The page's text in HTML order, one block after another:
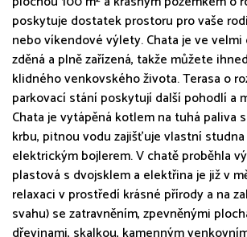
poskytuje dostatek prostoru pro vaše
nebo víkendové výlety. Chata je ve
zděná a plně zařízená, takže můžete
klidného venkovského života. Terasa o
parkovací stání poskytují další pohodlí a
Chata je vytápěná kotlem na tuhá paliva
krbu, pitnou vodu zajišťuje vlastní
elektrickým bojlerem. V chatě proběhla
plastová s dvojsklem a elektřina je již v
relaxaci v prostředí krásné přírody a na
svahu) se zatravněním, zpevněnými